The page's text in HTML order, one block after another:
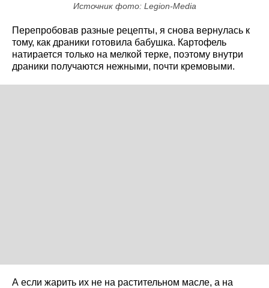
Источник фото: Legion-Media
Перепробовав разные рецепты, я снова вернулась к
тому, как драники готовила бабушка. Картофель
натирается только на мелкой терке, поэтому внутри
драники получаются нежными, почти кремовыми.
А если жарить их не на растительном масле, а на